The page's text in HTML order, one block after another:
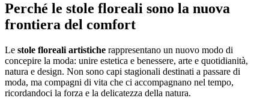
Perché le stole floreali sono la nuova
frontiera del comfort
Le stole floreali artistiche rappresentano un nuovo modo di
concepire la moda: unire estetica e benessere, arte e quotidianità,
natura e design. Non sono capi stagionali destinati a passare di
moda, ma compagni di vita che ci accompagnano nel tempo,
ricordandoci la forza e la delicatezza della natura.